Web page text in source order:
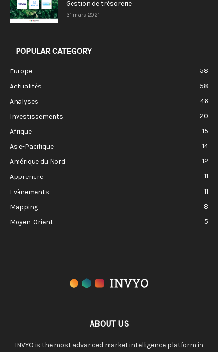
Gestion de trésorerie
31 mars 2021
POPULAR CATEGORY
Europe
58
Actualités
58
Analyses
46
Investissements
20
Afrique
15
Asie-Pacifique
14
Amérique du Nord
12
Apprendre
11
Evènements
11
Mapping
8
Moyen-Orient
5
ABOUT US
INVYO is the most advanced market intelligence platform in